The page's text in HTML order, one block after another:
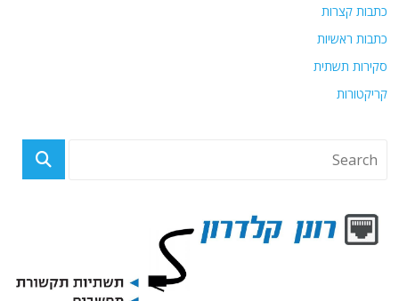
כתבות קצרות
כתבות ראשיות
סקירות תשתית
קריקטורות